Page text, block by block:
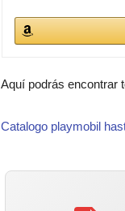
Aquí podrás encontrar
Catalogo playmobil